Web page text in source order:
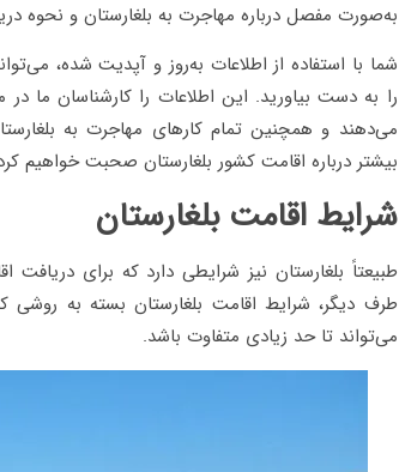
به‌صورت مفصل درباره مهاجرت به بلغارستان و نحوه
شما با استفاده از اطلاعات به‌روز و آپدیت شده،
را به دست بیاورید. این اطلاعات را کارشناسان ما
می‌دهند و همچنین تمام کارهای مهاجرت به
بیشتر درباره اقامت کشور بلغارستان صحبت خواهیم
شرایط اقامت بلغارستان
طبیعتاً بلغارستان نیز شرایطی دارد که برای
طرف دیگر، شرایط اقامت بلغارستان بسته به
می‌تواند تا حد زیادی متفاوت باشد.